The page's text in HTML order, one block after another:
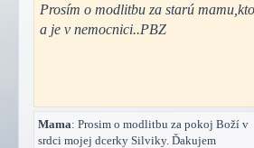
Prosím o modlitbu za starú
a je v nemocnici..PBZ
Mama: Prosim o modlitbu za pokoj Boží v
srdci mojej dcerky Silviky. Ďakujem